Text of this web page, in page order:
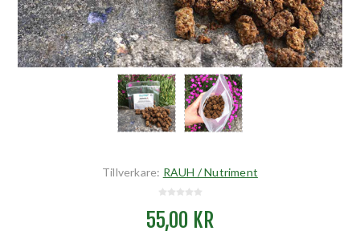
Tillverkare: RAUH / Nutriment
55,00 KR